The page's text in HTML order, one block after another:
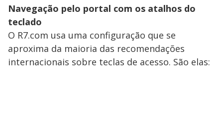
Navegação pelo portal com os atalhos do
teclado
O R7.com usa uma configuração que se
aproxima da maioria das recomendações
internacionais sobre teclas de acesso. São elas: